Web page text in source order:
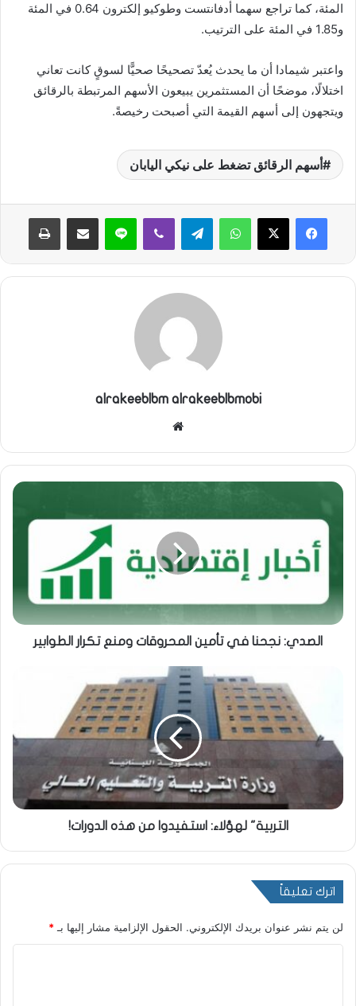
المئة، كما تراجع سهما أدفانتست وطوكيو إلكترون 0.64 في المئة
و1.85 في المئة على الترتيب.
واعتبر شيمادا أن ما يحدث يُعدّ تصحيحًا صحيًّا لسوقٍ كانت تعاني
اختلالًا، موضحًا أن المستثمرين يبيعون الأسهم المرتبطة بالرقائق
ويتجهون إلى أسهم القيمة التي أصبحت رخيصةً.
أسهم الرقائق تضغط على نيكي اليابان
واتساب تيلقرام ڤايبر لاين مشاركة عبر البريد طباعة
alrakeeblbm alrakeeblbmobi
الصدي: نجحنا في تأمين المحروقات ومنع تكرار الطوابير
التربية" لهؤلاء: استفيدوا من هذه الدورات!
اترك تعليقاً
لن يتم نشر عنوان بريدك الإلكتروني. الحقول الإلزامية مشار إليها بـ *